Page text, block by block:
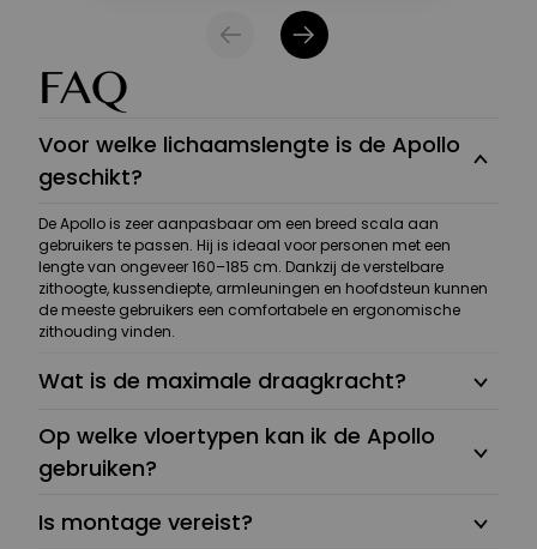
FAQ
Voor welke lichaamslengte is de Apollo
geschikt?
De Apollo is zeer aanpasbaar om een breed scala aan
gebruikers te passen. Hij is ideaal voor personen met een
lengte van ongeveer 160–185 cm. Dankzij de verstelbare
zithoogte, kussendiepte, armleuningen en hoofdsteun kunnen
de meeste gebruikers een comfortabele en ergonomische
zithouding vinden.
Wat is de maximale draagkracht?
Op welke vloertypen kan ik de Apollo
gebruiken?
Is montage vereist?